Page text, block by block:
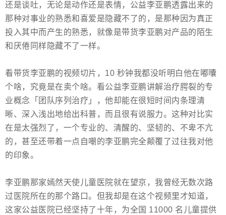
还是谈吐，无论是动作还是表情，公益李亚鹏透露出来的
那种对事业的熟悉和喜爱是隐藏不了的，是那种因为真正
投入其中而产生的熟悉，就像是带货李亚鹏对产品的陌生
和厌倦同样隐藏不了一样。
看带货李亚鹏的视频切片，10 秒钟我都没听明白他在嘟囔
个啥，究竟是在卖个啥。看公益李亚鹏讲解治疗腭裂的专
业概念「团队序列治疗」，他却能在很短时间内条理清
晰、深入浅出地给出科普，而且很有说服力。这种对比实
在是太强烈了，一个专业的、清醒的、坚韧的、不卑不亢
的，甚至还带着一点自嘲的李亚鹏完全颠覆了过往我对他
的印象。
李亚鹏那家嫣然天使儿童医院就在望京，我曾经无数次路
过医院所在的那个路口。但我却是在这个视频里才知道，
这家公益医院已经坚持了十年，为全国 11000 名儿童提供